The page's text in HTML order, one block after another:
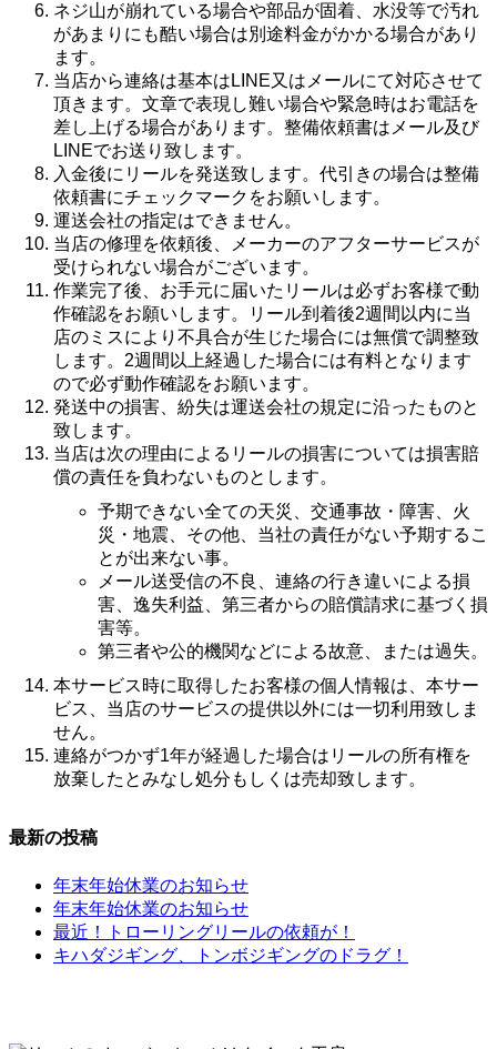
ネジ山が崩れている場合や部品が固着、水没等で汚れ
があまりにも酷い場合は別途料金がかかる場合があり
ます。
当店から連絡は基本はLINE又はメールにて対応させて
頂きます。文章で表現し難い場合や緊急時はお電話を
差し上げる場合があります。整備依頼書はメール及び
LINEでお送り致します。
入金後にリールを発送致します。代引きの場合は整備
依頼書にチェックマークをお願いします。
運送会社の指定はできません。
当店の修理を依頼後、
メーカーのアフターサービスが
受けられない場合がございます。
作業完了後、お手元に届いたリールは必ずお客様で動
作確認をお願いします。リール到着後2週間以内に当
店のミスにより不具合が生じた場合には無償で調整致
します。2週間以上経過した場合には有料となります
ので必ず動作確認をお願います。
発送中の損害、紛失は運送会社の規定に沿ったものと
致します。
当店は次の理由によるリールの損害については損害賠
償の責任を負わないものとします。
予期できない全ての天災、交通事故・障害、火
災・地震、その他、当社の責任がない予期するこ
とが出来ない事。
メール送受信の不良、連絡の行き違いによる損
害、逸失利益、第三者からの賠償請求に基づく損
害等。
第三者や公的機関などによる故意、または過失。
本サービス時に取得したお客様の個人情報は、本サー
ビス、当店のサービスの提供以外には一切利用致しま
せん。
連絡がつかず1年が経過した場合はリールの所有権を
放棄したとみなし処分もしくは売却致します。
最新の投稿
年末年始休業のお知らせ
年末年始休業のお知らせ
最近！トローリングリールの依頼が！
キハダジギング、トンボジギングのドラグ！